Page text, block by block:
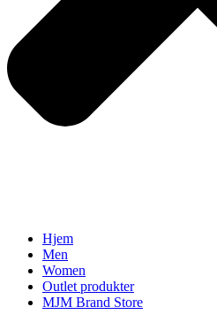
Hjem
Men
Women
Outlet produkter
MJM Brand Store